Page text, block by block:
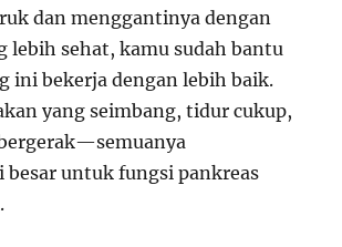
dan menggantinya dengan
lebih sehat, kamu sudah bantu
ini bekerja dengan lebih baik.
yang seimbang, tidur cukup,
untuk fungsi pankreas